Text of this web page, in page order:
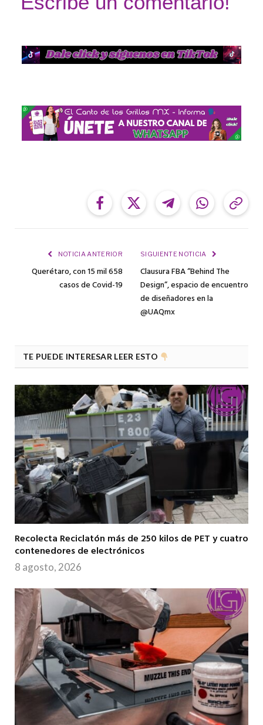
FacebookTwitterTelegramWhatsApp
NOTICIA ANTERIOR
Querétaro, con 15 mil 658
casos de Covid-19
SIGUIENTE NOTICIA
Clausura FBA “Behind The
Design”, espacio de encuentro
de diseñadores en la
@UAQmx
TE PUEDE INTERESAR LEER ESTO
Recolecta Reciclatón más de 250 kilos de PET y cuatro
contenedores de electrónicos
8 agosto, 2026